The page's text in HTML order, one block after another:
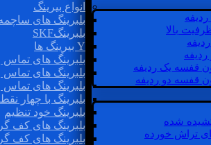
بالا
قفسه یک ردیفه
قفسه دو ردیفه
شده
تراش خورده
انواع بیرینگ
بلبرینگ های
بلبرینگSKF
Y بیرینگ ها
بلبرینگ های تماس
بلبرینگ های تماس
بلبرینگ های تماس
بلبرینگ با چهار
بلبرینگ خود تنظیم
بلبرینگ های کف
بلبرینگ های کف